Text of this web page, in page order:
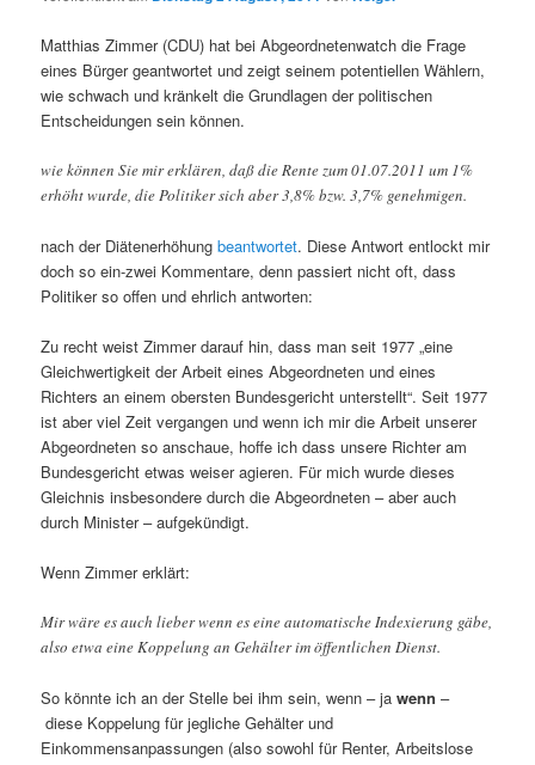
Matthias Zimmer (CDU) hat bei Abgeordnetenwatch die Frage
eines Bürger geantwortet und zeigt seinem potentiellen Wählern,
wie schwach und kränkelt die Grundlagen der politischen
Entscheidungen sein können.
wie können Sie mir erklären, daß die Rente zum 01.07.2011 um 1%
erhöht wurde, die Politiker sich aber 3,8% bzw. 3,7% genehmigen.
nach der Diätenerhöhungbeantwortet. Diese Antwort entlockt mir
doch so ein-zwei Kommentare, denn passiert nicht oft, dass
Politiker so offen und ehrlich antworten:
Zu recht weist Zimmer darauf hin, dass man seit 1977 „eine
Gleichwertigkeit der Arbeit eines Abgeordneten und eines
Richters an einem obersten Bundesgericht unterstellt“. Seit 1977
ist aber viel Zeit vergangen und wenn ich mir die Arbeit unserer
Abgeordneten so anschaue, hoffe ich dass unsere Richter am
Bundesgericht etwas weiser agieren. Für mich wurde dieses
Gleichnis insbesondere durch die Abgeordneten – aber auch
durch Minister – aufgekündigt.
Wenn Zimmer erklärt:
Mir wäre es auch lieber wenn es eine automatische Indexierung gäbe,
also etwa eine Koppelung an Gehälter im öffentlichen Dienst.
So könnte ich an der Stelle bei ihm sein, wenn – jawenn –
diese Koppelung für jegliche Gehälter und
Einkommensanpassungen (also sowohl für Renter, Arbeitslose